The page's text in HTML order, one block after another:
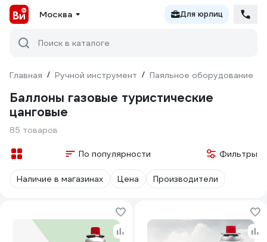
Москва Для юрлиц
Поиск в каталоге
Главная / Ручной инструмент / Паяльное оборудование
Баллоны газовые туристические
цанговые
85 товаров
По популярности Фильтры
Наличие в магазинах Цена Производители